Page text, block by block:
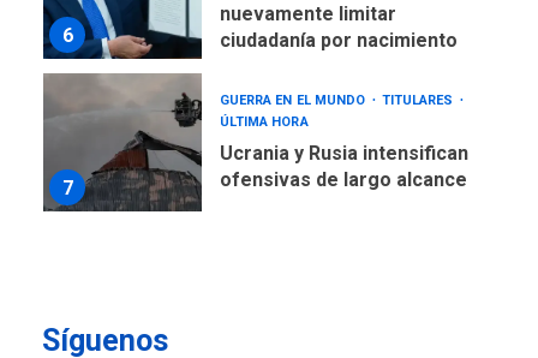
6
nuevamente limitar
ciudadanía por nacimiento
7
GUERRA EN EL MUNDO
TITULARES
ÚLTIMA HORA
Ucrania y Rusia intensifican
ofensivas de largo alcance
1
Síguenos